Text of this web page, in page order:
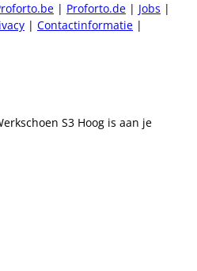
| Proforto.de | Jobs |
| Contactinformatie |
S3 Hoog is aan je